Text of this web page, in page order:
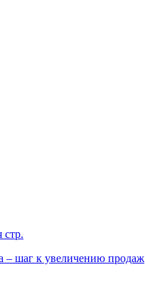
– шаг к увеличению продаж